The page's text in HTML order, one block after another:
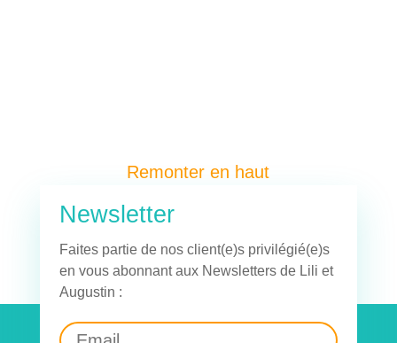
Remonter en haut
Newsletter
Faites partie de nos client(e)s privilégié(e)s
en vous abonnant aux Newsletters de Lili et
Augustin :